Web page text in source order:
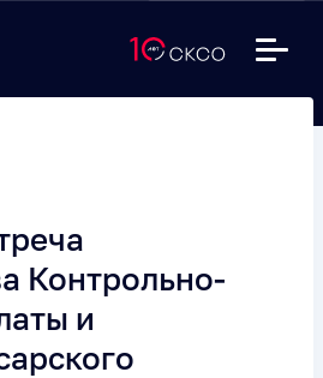
Контрольно-
и